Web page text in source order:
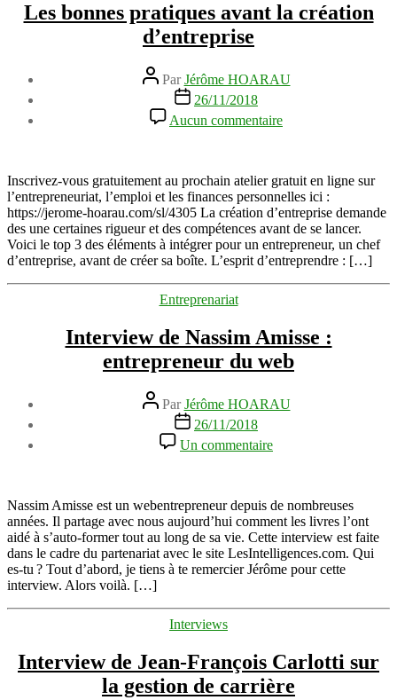
Les bonnes pratiques avant la création
d’entreprise
Auteur
de
l’article
ParJérôme HOARAU
Date
l’article
26/11/2018
Aucun commentaire
Les
avant
la
création
d’entreprise
Inscrivez-vous gratuitement au prochain atelier gratuit en ligne sur
l’entrepreneuriat, l’emploi et les finances personnelles ici :
https://jerome-hoarau.com/sl/4305 La création d’entreprise demande
des une certaines rigueur et des compétences avant de se lancer.
Voici le top 3 des éléments à intégrer pour un entrepreneur, un chef
d’entreprise, avant de créer sa boîte. L’esprit d’entreprendre : […]
Catégories
Entreprenariat
Interview de Nassim Amisse :
entrepreneur du web
Auteur
de
l’article
ParJérôme HOARAU
Date
de
l’article
26/11/2018
Un commentaire
Interview
Amisse
:
entrepreneur
du
web
Nassim Amisse est un webentrepreneur depuis de nombreuses
années. Il partage avec nous aujourd’hui comment les livres l’ont
aidé à s’auto-former tout au long de sa vie. Cette interview est faite
dans le cadre du partenariat avec le site LesIntelligences.com. Qui
es-tu ? Tout d’abord, je tiens à te remercier Jérôme pour cette
interview. Alors voilà. […]
Catégories
Interviews
Interview de Jean-François Carlotti sur
la gestion de carrière